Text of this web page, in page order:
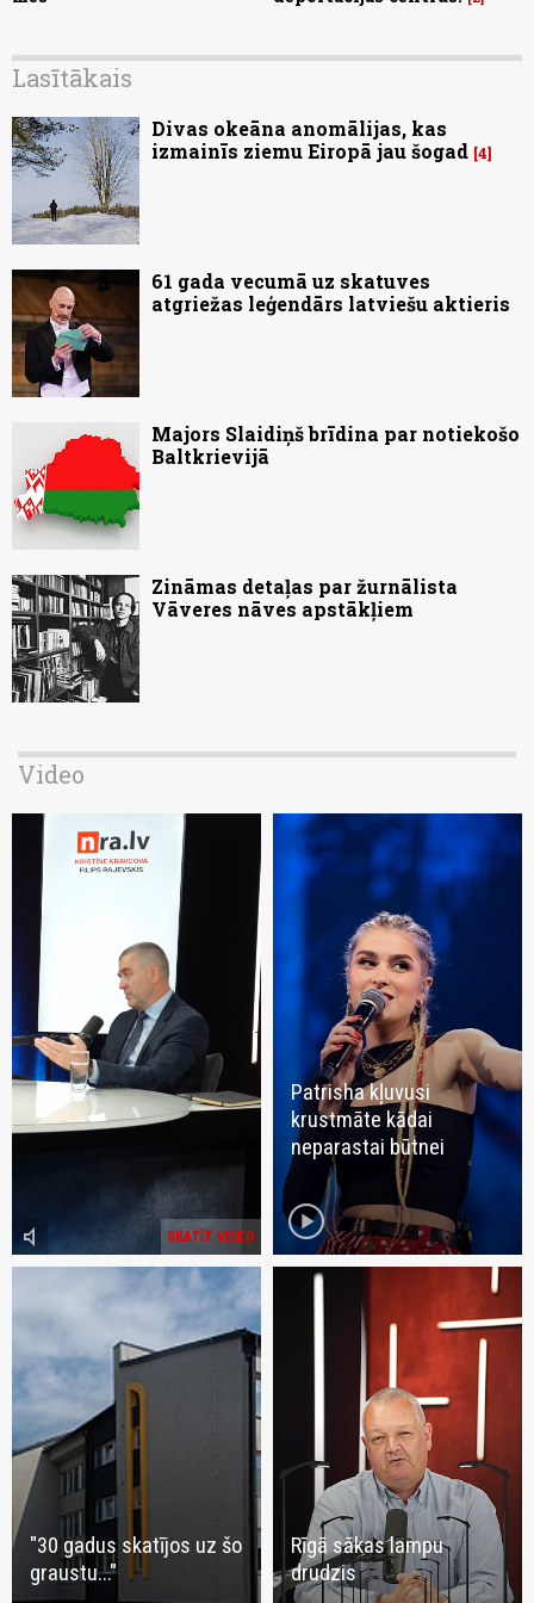
Lasītākais
Divas okeāna anomālijas, kas
izmainīs ziemu Eiropā jau šogad 4
61 gada vecumā uz skatuves
atgriežas leģendārs latviešu aktieris
Majors Slaidiņš brīdina par notiekošo
Baltkrievijā
Zināmas detaļas par žurnālista
Vāveres nāves apstākļiem
Video
SKATĪT VIDEO
volume_mute
Patrisha kļuvusi
krustmāte kādai
neparastai būtnei
play_circle
"30 gadus skatījos uz šo
graustu..."
Rīgā sākas lampu
drudzis